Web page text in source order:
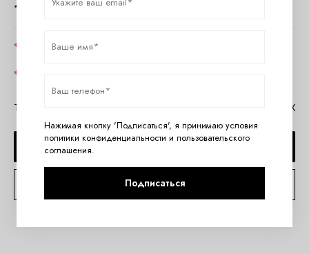
1660 руб.
Таблица размеров Esotiq Помощь в MAX
СООБЩИТЬ О ПОСТУПЛЕНИИ
КОНСУЛЬТАЦИЯ ПО TELEGRAM
Нажимая кнопку 'Подписаться', я принимаю условия
политики конфиденциальности и пользовательского
соглашения.
Подписаться